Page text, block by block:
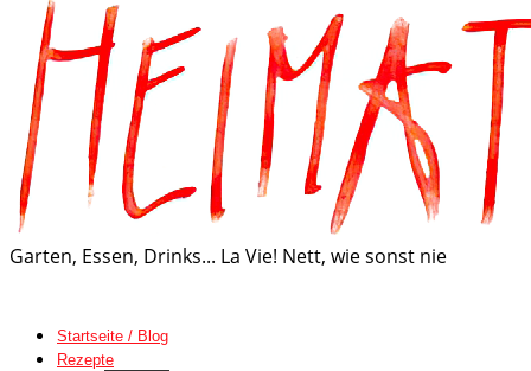
Garten, Essen, Drinks... La Vie! Nett, wie sonst nie
Startseite / Blog
Rezepte